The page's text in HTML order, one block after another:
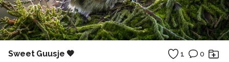
Sweet Guusje 🧡 1 0